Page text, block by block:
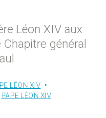
Léon XIV aux
général
LÉON XIV
PAPE LÉON XIV